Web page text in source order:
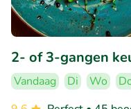
2- of 3-gangen
Vandaag Di Wo